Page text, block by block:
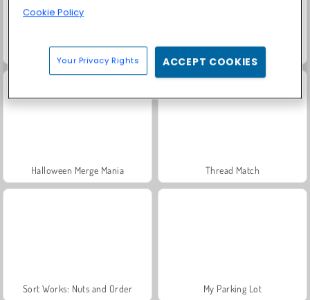
Paciência FRVR Grand Mahjong Connect
Halloween Merge Mania Thread Match
Sort Works: Nuts and Order My Parking Lot
Cookie Policy
Your Privacy Rights ACCEPT COOKIES